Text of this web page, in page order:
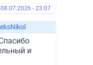
08.07.2026 - 23:07
и